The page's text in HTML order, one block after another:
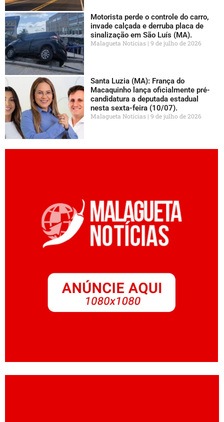
Motorista perde o controle do carro,
invade calçada e derruba placa de
sinalização em São Luís (MA).
Malagueta Notícias 9 de julho de 2026
Santa Luzia (MA): França do
Macaquinho lança oficialmente pré-
candidatura a deputada estadual
nesta sexta-feira (10/07).
Malagueta Notícias 9 de julho de 2026